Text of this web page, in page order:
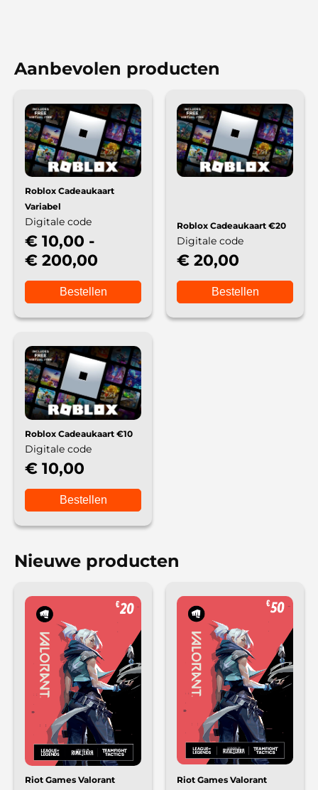
Aanbevolen producten
Roblox Cadeaukaart
Variabel
Digitale code
€ 10,00 -
€ 200,00
Bestellen
Roblox Cadeaukaart €‎20
Digitale code
€ 20,00
Bestellen
Roblox Cadeaukaart €‎10
Digitale code
€ 10,00
Bestellen
Nieuwe producten
Riot Games Valorant
Riot Games Valorant